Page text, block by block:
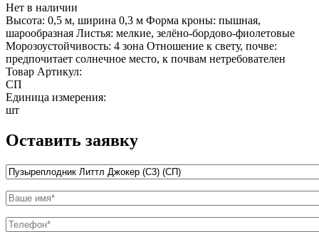
Нет в наличии
Высота: 0,5 м, ширина 0,3 м Форма кроны: пышная,
шарообразная Листья: мелкие, зелёно-бордово-фиолетовые
Морозоустойчивость: 4 зона Отношение к свету, почве:
предпочитает солнечное место, к почвам нетребователен
Товар Артикул:
СП
Единица измерения:
шт
Оставить заявку
Название товара*
Ваше имя
Телефон